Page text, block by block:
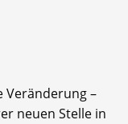
Veränderung –
neuen Stelle in